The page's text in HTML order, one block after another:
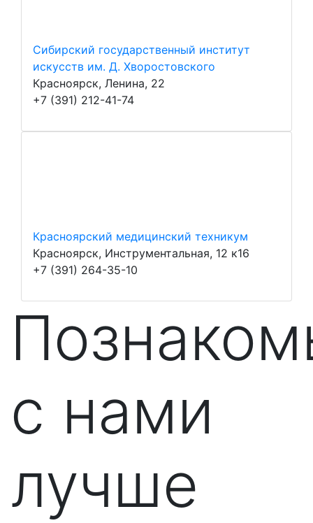
Сибирский государственный институт
искусств им. Д. Хворостовского
Красноярск, Ленина, 22
+7 (391) 212-41-74
Красноярский медицинский техникум
Красноярск, Инструментальная, 12 к16
+7 (391) 264-35-10
с нами
лучше